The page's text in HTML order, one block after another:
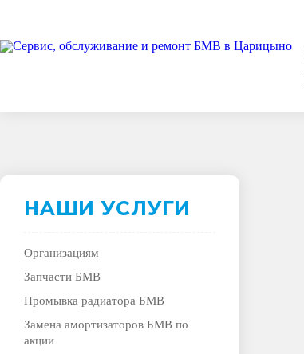
НАШИ УСЛУГИ
Организациям
Запчасти БМВ
Промывка радиатора БМВ
Замена амортизаторов БМВ по
акции